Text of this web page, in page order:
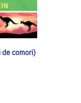
de comori)